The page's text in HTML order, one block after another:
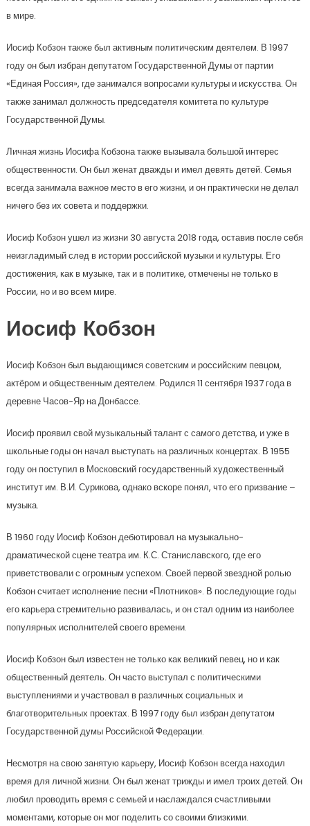
в мире.
Иосиф Кобзон также был активным политическим деятелем. В 1997
году он был избран депутатом Государственной Думы от партии
«Единая Россия», где занимался вопросами культуры и искусства. Он
также занимал должность председателя комитета по культуре
Государственной Думы.
Личная жизнь Иосифа Кобзона также вызывала большой интерес
общественности. Он был женат дважды и имел девять детей. Семья
всегда занимала важное место в его жизни, и он практически не делал
ничего без их совета и поддержки.
Иосиф Кобзон ушел из жизни 30 августа 2018 года, оставив после себя
неизгладимый след в истории российской музыки и культуры. Его
достижения, как в музыке, так и в политике, отмечены не только в
России, но и во всем мире.
Иосиф Кобзон
Иосиф Кобзон был выдающимся советским и российским певцом,
актёром и общественным деятелем. Родился 11 сентября 1937 года в
деревне Часов-Яр на Донбассе.
Иосиф проявил свой музыкальный талант с самого детства, и уже в
школьные годы он начал выступать на различных концертах. В 1955
году он поступил в Московский государственный художественный
институт им. В.И. Сурикова, однако вскоре понял, что его призвание –
музыка.
В 1960 году Иосиф Кобзон дебютировал на музыкально-
драматической сцене театра им. К.С. Станиславского, где его
приветствовали с огромным успехом. Своей первой звездной ролью
Кобзон считает исполнение песни «Плотников». В последующие годы
его карьера стремительно развивалась, и он стал одним из наиболее
популярных исполнителей своего времени.
Иосиф Кобзон был известен не только как великий певец, но и как
общественный деятель. Он часто выступал с политическими
выступлениями и участвовал в различных социальных и
благотворительных проектах. В 1997 году был избран депутатом
Государственной думы Российской Федерации.
Несмотря на свою занятую карьеру, Иосиф Кобзон всегда находил
время для личной жизни. Он был женат трижды и имел троих детей. Он
любил проводить время с семьей и наслаждался счастливыми
моментами, которые он мог поделить со своими близкими.